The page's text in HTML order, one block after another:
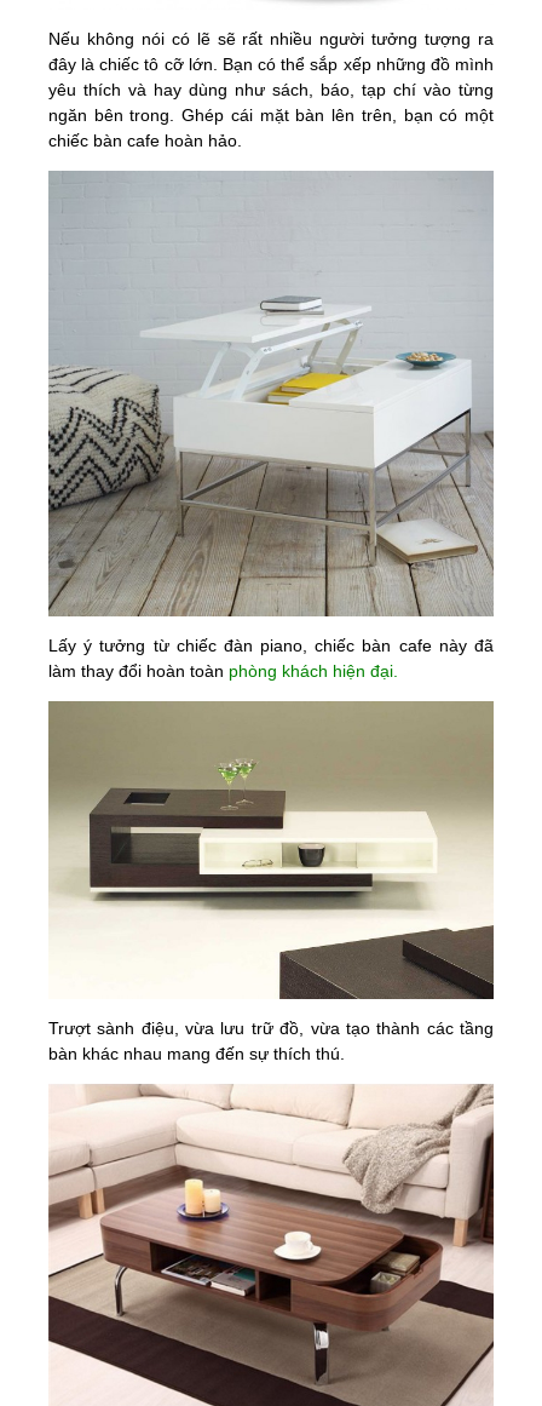
Nếu không nói có lẽ sẽ rất nhiều người tưởng tượng ra
đây là chiếc tô cỡ lớn. Bạn có thể sắp xếp những đồ mình
yêu thích và hay dùng như sách, báo, tạp chí vào từng
ngăn bên trong. Ghép cái mặt bàn lên trên, bạn có một
chiếc bàn cafe hoàn hảo.
Lấy ý tưởng từ chiếc đàn piano, chiếc bàn cafe này đã
làm thay đổi hoàn toàn phòng khách hiện đại.
Trượt sành điệu, vừa lưu trữ đồ, vừa tạo thành các tầng
bàn khác nhau mang đến sự thích thú.